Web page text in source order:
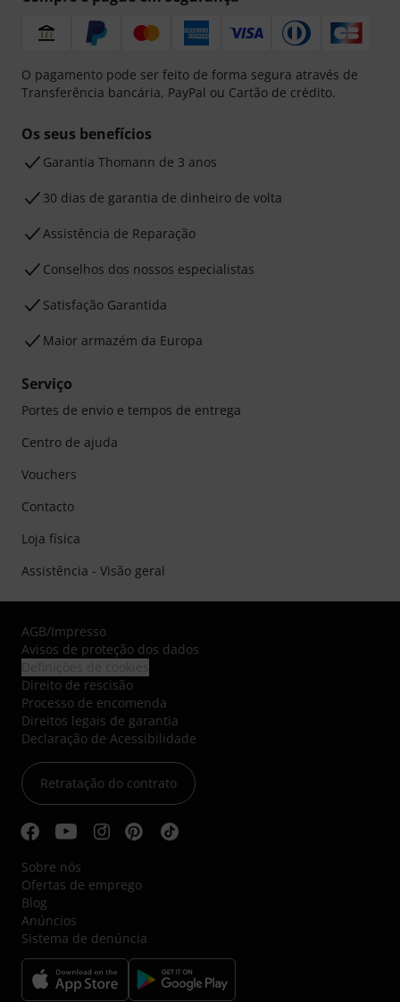
O pagamento pode ser feito de forma segura através de
Transferência bancária, PayPal ou Cartão de crédito.
Os seus benefícios
Garantia Thomann de 3 anos
30 dias de garantia de dinheiro de volta
Assistência de Reparação
Conselhos dos nossos especialistas
Satisfação Garantida
Maior armazém da Europa
Serviço
Portes de envio e tempos de entrega
Centro de ajuda
Vouchers
Contacto
Loja física
Assistência - Visão geral
AGB/Impresso
Avisos de proteção dos dados
Direito de rescisão
Processo de encomenda
Direitos legais de garantia
Declaração de Acessibilidade
Retratação do contrato
Sobre nós
Ofertas de emprego
Blog
Anúncios
Sistema de denúncia